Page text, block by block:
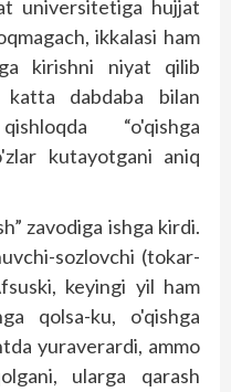
universitetiga hujjat
ikkalasi ham
kirishni niyat qilib
dabdaba bilan
“o'qishga
kutayotgani aniq
zavodiga ishga kirdi.
sozlovchi (tokar-
keyingi yil ham
qolsa-ku, o'qishga
yuraverardi, ammo
ularga qarash